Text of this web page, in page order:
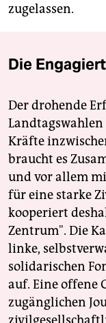
zugelassen.
Die
Der drohende
Kräfte
braucht es
und vor allem
für eine starke
kooperiert
Zentrum". Die
linke,
solidarischen
auf. Eine offene
zugänglichen